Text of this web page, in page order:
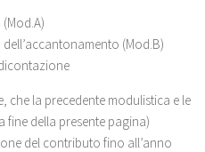
(Mod.B)
che la precedente modulistica e le
fine della presente pagina)
del contributo fino all’anno